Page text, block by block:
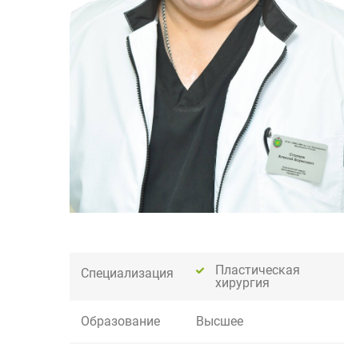
Специализация
Пластическая
хирургия
Образование Высшее